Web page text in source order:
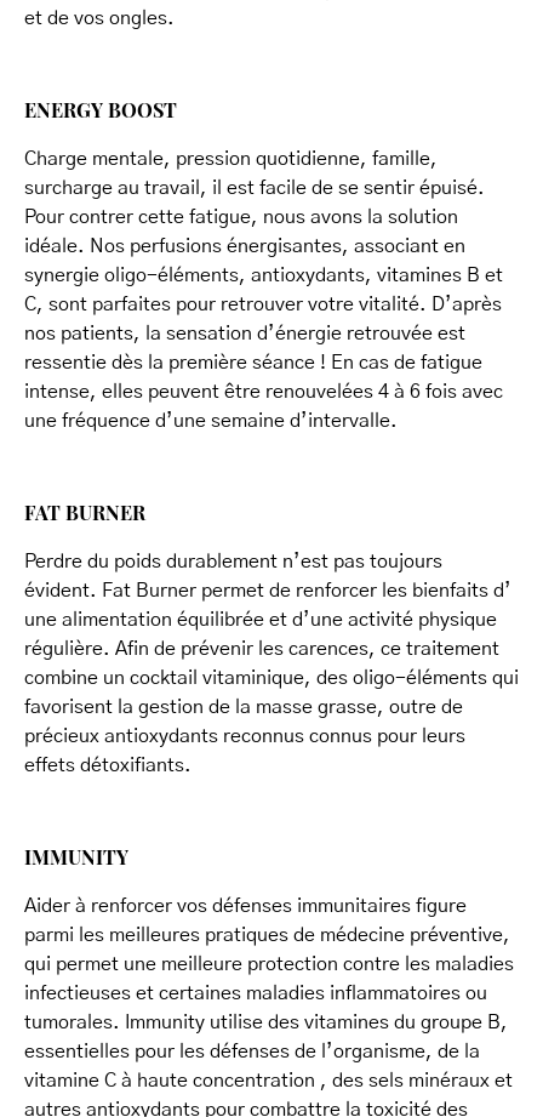
et de vos ongles.
ENERGY BOOST
Charge mentale, pression quotidienne, famille,
surcharge au travail, il est facile de se sentir épuisé.
Pour contrer cette fatigue, nous avons la solution
idéale. Nos perfusions énergisantes, associant en
synergie oligo-éléments, antioxydants, vitamines B et
C, sont parfaites pour retrouver votre vitalité. D’après
nos patients, la sensation d’énergie retrouvée est
ressentie dès la première séance ! En cas de fatigue
intense, elles peuvent être renouvelées 4 à 6 fois avec
une fréquence d’une semaine d’intervalle.
FAT BURNER
Perdre du poids durablement n’est pas toujours
évident. Fat Burner permet de renforcer les bienfaits d’
une alimentation équilibrée et d’une activité physique
régulière. Afin de prévenir les carences, ce traitement
combine un cocktail vitaminique, des oligo-éléments qui
favorisent la gestion de la masse grasse, outre de
précieux antioxydants reconnus connus pour leurs
effets détoxifiants.
IMMUNITY
Aider à renforcer vos défenses immunitaires figure
parmi les meilleures pratiques de médecine préventive,
qui permet une meilleure protection contre les maladies
infectieuses et certaines maladies inflammatoires ou
tumorales. Immunity utilise des vitamines du groupe B,
essentielles pour les défenses de l’organisme, de la
vitamine C à haute concentration , des sels minéraux et
autres antioxydants pour combattre la toxicité des